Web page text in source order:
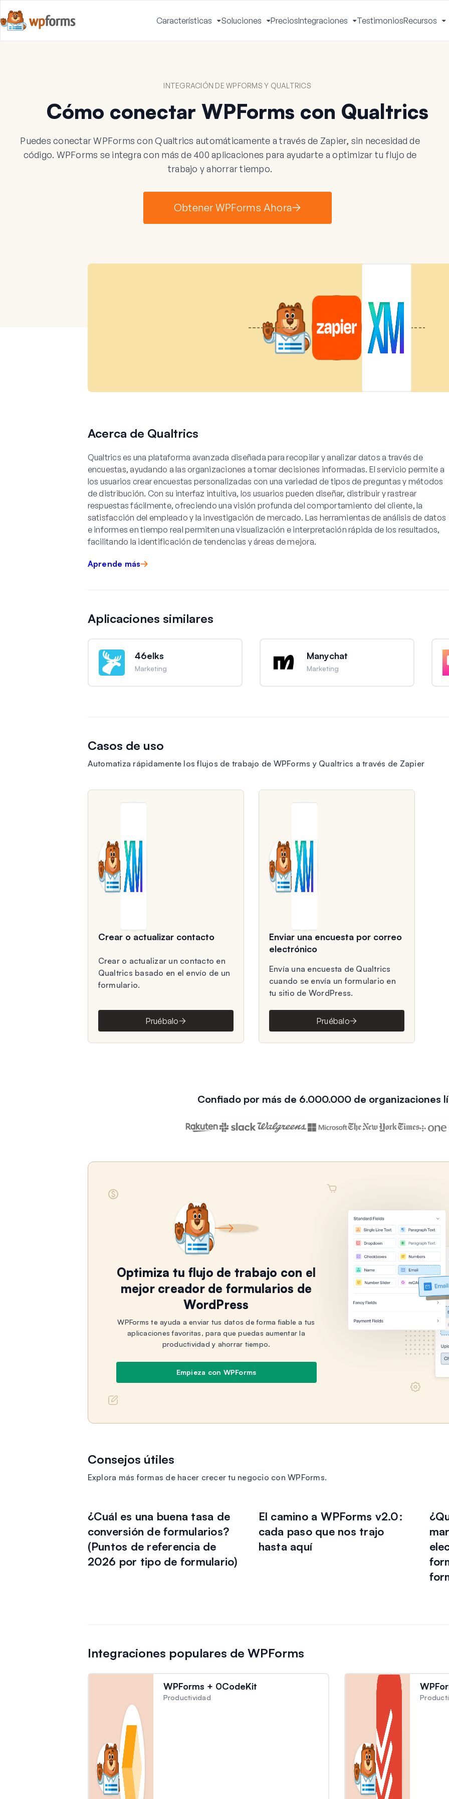
Características
Activar
menú
Soluciones
Activar
menú
PreciosIntegraciones
Activar
menú
TestimoniosRecursos
INTEGRACIÓN DE WPFORMS Y QUALTRICS
Cómo conectar WPForms con Qualtrics
Puedes conectar WPForms con Qualtrics automáticamente a través de Zapier, sin necesidad de
código. WPForms se integra con más de 400 aplicaciones para ayudarte a optimizar tu flujo de
trabajo y ahorrar tiempo.
Obtener WPForms Ahora
Acerca de Qualtrics
Qualtrics es una plataforma avanzada diseñada para recopilar y analizar datos a través de
encuestas, ayudando a las organizaciones a tomar decisiones informadas. El servicio permite a
los usuarios crear encuestas personalizadas con una variedad de tipos de preguntas y métodos
de distribución. Con su interfaz intuitiva, los usuarios pueden diseñar, distribuir y rastrear
respuestas fácilmente, ofreciendo una visión profunda del comportamiento del cliente, la
satisfacción del empleado y la investigación de mercado. Las herramientas de análisis de datos
e informes en tiempo real permiten una visualización e interpretación rápida de los resultados,
facilitando la identificación de tendencias y áreas de mejora.
Aprende más
Aplicaciones similares
46elks
Marketing
Manychat
Marketing
Casos de uso
Automatiza rápidamente los flujos de trabajo de WPForms y Qualtrics a través de Zapier
Crear o actualizar contacto
Crear o actualizar un contacto en
Qualtrics basado en el envío de un
formulario.
Pruébalo
Enviar una encuesta por correo
electrónico
Envía una encuesta de Qualtrics
cuando se envía un formulario en
tu sitio de WordPress.
Pruébalo
Confiado por más de 6.000.000 de organizaciones
Optimiza tu flujo de trabajo con el
mejor creador de formularios de
WordPress
WPForms te ayuda a enviar tus datos de forma fiable a tus
aplicaciones favoritas, para que puedas aumentar la
productividad y ahorrar tiempo.
Empieza con WPForms
Consejos útiles
Explora más formas de hacer crecer tu negocio con WPForms.
¿Cuál es una buena tasa de
conversión de formularios?
(Puntos de referencia de
2026 por tipo de formulario)
El camino a WPForms v2.0:
cada paso que nos trajo
hasta aquí
Integraciones populares de WPForms
WPForms + 0CodeKit
Productividad